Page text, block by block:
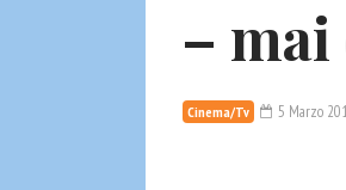
–
Cinema/Tv 5 Marzo